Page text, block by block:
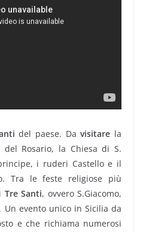
del paese. Davisitare la
del Rosario, la Chiesa di S.
i ruderi Castello e il
Tra le feste religiose più
Tre Santi, ovvero S.Giacomo,
Un evento unico in Sicilia da
e che richiama numerosi